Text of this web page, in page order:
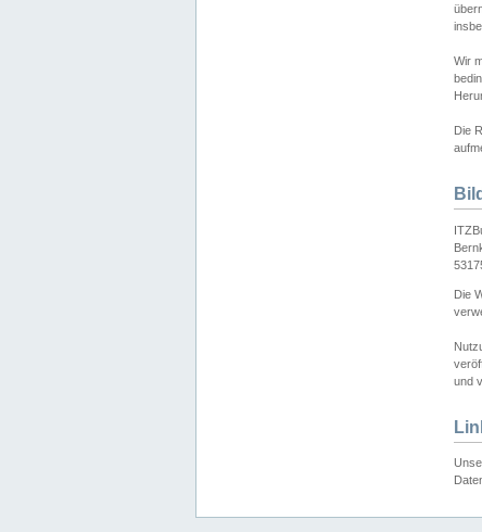
Wir
Die
Die
und